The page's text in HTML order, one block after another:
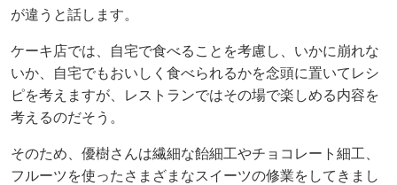
が違うと話します。
ケーキ店では、自宅で食べることを考慮し、いかに崩れな
いか、自宅でもおいしく食べられるかを念頭に置いてレシ
ピを考えますが、レストランではその場で楽しめる内容を
考えるのだそう。
そのため、優樹さんは繊細な飴細工やチョコレート細工、
フルーツを使ったさまざまなスイーツの修業をしてきまし